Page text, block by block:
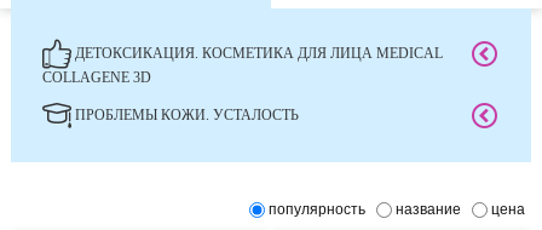
ДЕТОКСИКАЦИЯ. КОСМЕТИКА ДЛЯ ЛИЦА MEDICAL
COLLAGENE 3D
ПРОБЛЕМЫ КОЖИ. УСТАЛОСТЬ
популярность название цена